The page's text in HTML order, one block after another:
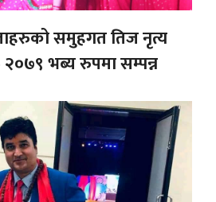
समुहगत तिज नृत्य
२०७९ भब्य रुपमा सम्पन्न